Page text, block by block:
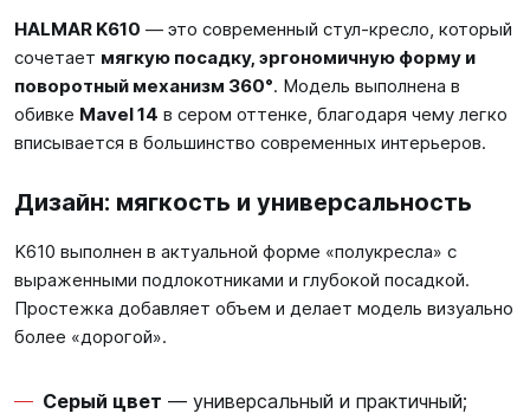
HALMAR K610 — это современный стул-кресло, который
сочетает мягкую посадку, эргономичную форму и
поворотный механизм 360°. Модель выполнена в
обивке Mavel 14 в сером оттенке, благодаря чему легко
вписывается в большинство современных интерьеров.
Дизайн: мягкость и универсальность
K610 выполнен в актуальной форме «полукресла» с
выраженными подлокотниками и глубокой посадкой.
Простежка добавляет объем и делает модель визуально
более «дорогой».
Серый цвет — универсальный и практичный;